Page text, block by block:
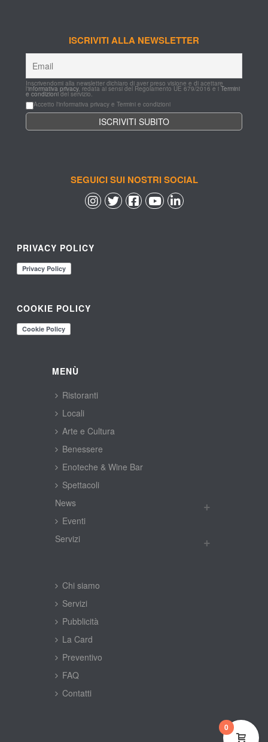
ISCRIVITI ALLA NEWSLETTER
Inscrivendomi alla newsletter dichiaro di aver preso visione e di acettare
l'informativa privacy, redata ai sensi del Regolamento UE 679/2016 e i Termini
e condizioni del servizio.
Accetto l'informativa privacy e Termini e condizioni
SEGUICI SUI NOSTRI SOCIAL
PRIVACY POLICY
COOKIE POLICY
MENÙ
Ristoranti
Locali
Arte e Cultura
Benessere
Enoteche & Wine Bar
Spettacoli
New
Eventi
Servizi
Chi siamo
Servizi
Pubblicità
La Card
Preventivo
FAQ
Contatti
0